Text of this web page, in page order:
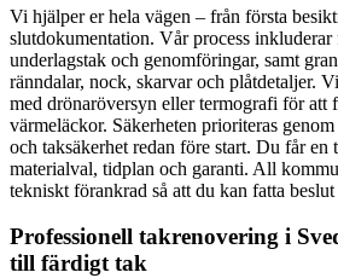
Vi hjälper er hela vägen – från första
slutdokumentation. Vår process
underlagstak och genomföringar, samt
ränndalar, nock, skarvar och plåtdetaljer.
med drönaröversyn eller termografi för att
värmeläckor. Säkerheten prioriteras
och taksäkerhet redan före start. Du får en
materialval, tidplan och garanti. All
tekniskt förankrad så att du kan fatta
Professionell takrenovering i
till färdigt tak